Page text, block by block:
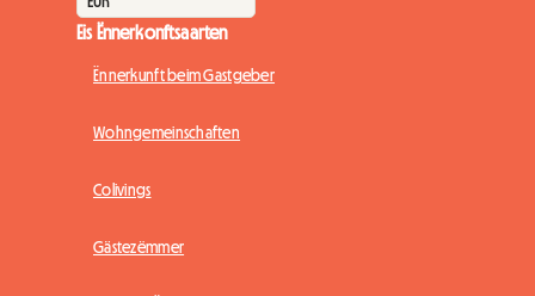
Eis Ënnerkonftsaarten
Ënnerkunft beim Gastgeber
Wohngemeinschaften
Colivings
Gästezëmmer